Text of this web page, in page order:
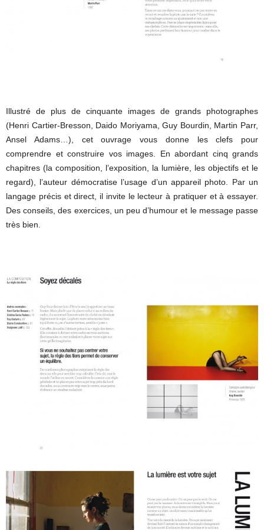
Illustré de plus de cinquante images de grands photographes
(Henri Cartier-Bresson, Daido Moriyama, Guy Bourdin, Martin Parr,
Ansel Adams…), cet ouvrage vous donne les clefs pour
comprendre et construire vos images. En abordant cinq grands
chapitres (la composition, l’exposition, la lumière, les objectifs et le
regard), l’auteur démocratise l’usage d’un appareil photo. Par un
langage précis et direct, il invite le lecteur à pratiquer et à essayer.
Des conseils, des exercices, un peu d’humour et le message passe
très bien.